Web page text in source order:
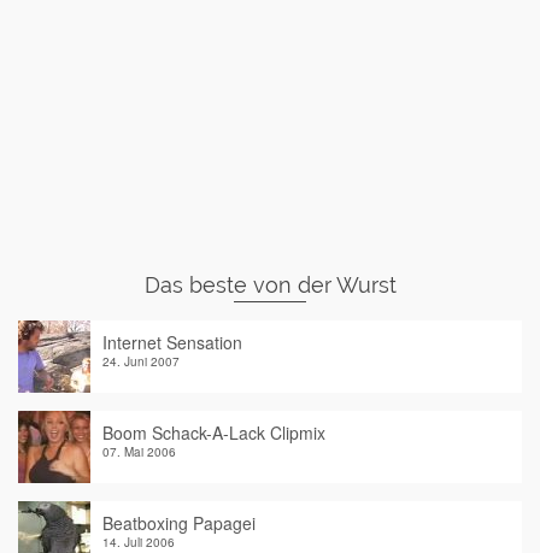
Das beste von der Wurst
Internet Sensation
24. Juni 2007
Boom Schack-A-Lack Clipmix
07. Mai 2006
Beatboxing Papagei
14. Juli 2006